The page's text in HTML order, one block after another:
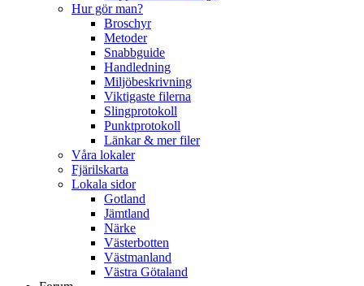
Hur gör man?
Broschyr
Metoder
Snabbguide
Handledning
Miljöbeskrivning
Viktigaste filerna
Slingprotokoll
Punktprotokoll
Länkar & mer filer
Våra lokaler
Fjärilskarta
Lokala sidor
Gotland
Jämtland
Närke
Västerbotten
Västmanland
Västra Götaland